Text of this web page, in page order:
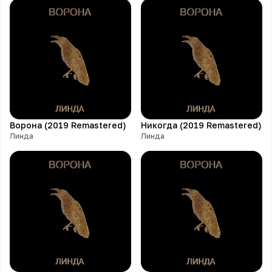
Ворона (2019 Remastered)
Линда
Никогда (2019 Remastered)
Линда